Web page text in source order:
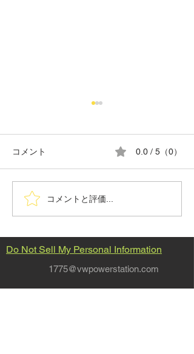
8月の営業日カレンダー
コメント 0.0 / 5（0）
コメントと評価...
Do Not Sell My Personal Information
1775@vwpowerstation.com